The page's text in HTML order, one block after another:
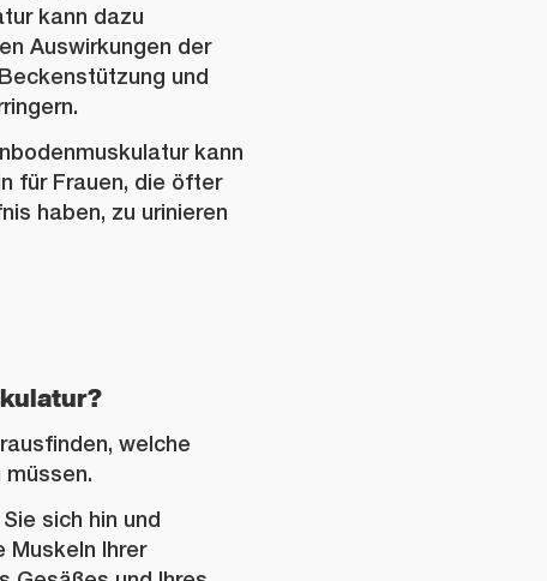
kann dazu
Auswirkungen der
und
kann
für Frauen, die öfter
haben, zu urinieren
welche
müssen.
sich hin und
Muskeln Ihrer